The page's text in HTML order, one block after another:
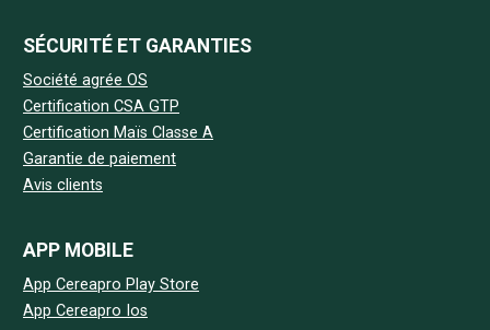
SÉCURITÉ ET GARANTIES
Société agrée OS
Certification CSA GTP
Certification Maïs Classe A
Garantie de paiement
Avis clients
APP MOBILE
App Cereapro Play Store
App Cereapro Ios